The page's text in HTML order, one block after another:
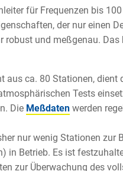
für Frequenzen bis
der nur einen
robust und meßgenau.
ca. 80 Stationen, dient
Tests
Die Meßdatenwerden
nur wenig Stationen zur
in Betrieb. Es ist
zur Überwachung des